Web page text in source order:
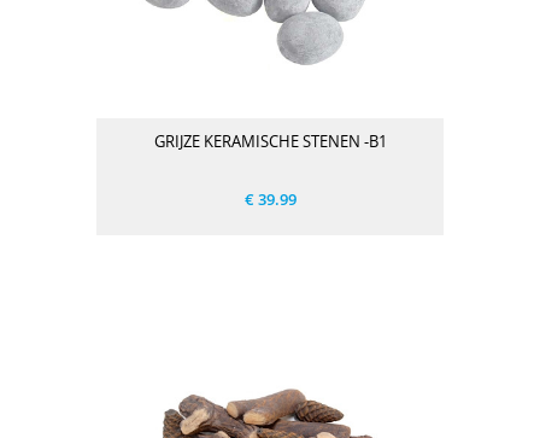
GRIJZE KERAMISCHE STENEN -B1
€ 39.99